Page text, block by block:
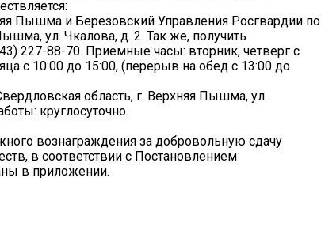
Пышма и Березовский Управления Росгвардии по
ул. Чкалова, д. 2. Так же, получить
227-88-70. Приемные часы: вторник, четверг с
с 10:00 до 15:00, (перерыв на обед с 13:00 до
область, г. Верхняя Пышма, ул.
круглосуточно.
вознаграждения за добровольную сдачу
в соответствии с Постановлением
в приложении.